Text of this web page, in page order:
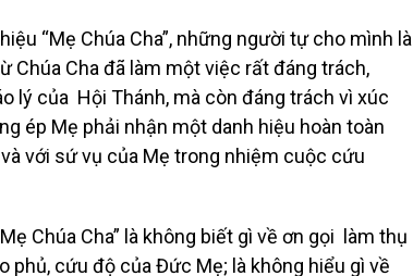
“Mẹ Chúa Cha”, những người tự cho mình là
Cha đã làm một việc rất đáng trách,
lý của Hội Thánh, mà còn đáng trách vì xúc
ép Mẹ phải nhận một danh hiệu hoàn toàn
với sứ vụ của Mẹ trong nhiệm cuộc cứu
Chúa Cha” là không biết gì về ơn gọi làm thụ
cứu độ của Đức Mẹ; là không hiểu gì về